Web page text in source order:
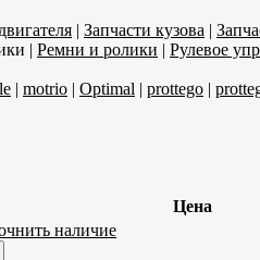
| Запчасти кузова |
| Ремни и ролики | Рулевое
| motrio | Optimal | prottego |
Цена
наличие